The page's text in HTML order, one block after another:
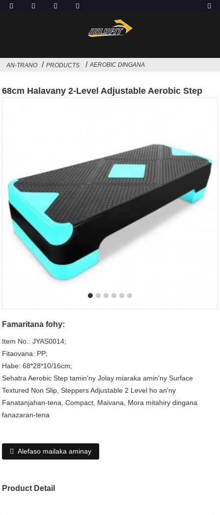
AN-TRANO PRODUCTS AEROBIC DINGANA
68cm Halavany 2-Level Adjustable Aerobic Step
Famaritana fohy:
Item No.: JYAS0014;
Fitaovana: PP;
Habe: 68*28*10/16cm;
Sehatra Aerobic Step tamin'ny Jolay miaraka amin'ny Surface
Textured Non Slip, Steppers Adjustable 2 Level ho an'ny
Fanatanjahan-tena, Compact, Maivana, Mora mitahiry dingana
fanazaran-tena
Alefaso mailaka aminay
Product Detail